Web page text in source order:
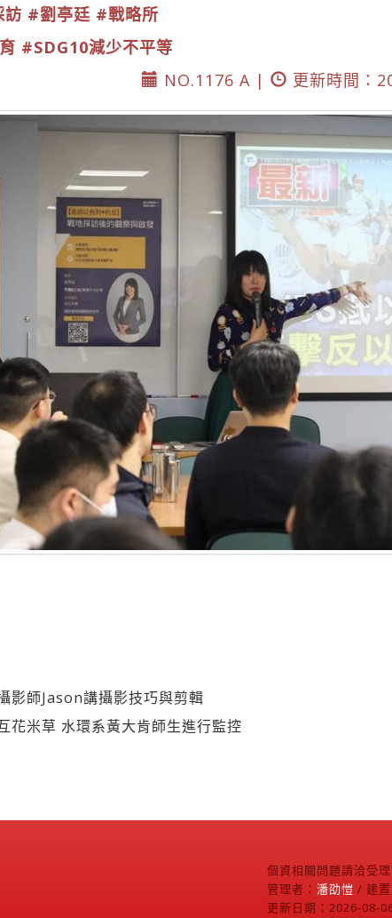
訪 #劉亭廷 #戰略所
#SDG10減少不平等
NO.1176 A |
更新時間：
影師Jason講攝影技巧與剪輯
花米草 水環系黃大肯師生進行監控
個資相關問題請洽受
管理者： 潘劭愷 / 建置
更新日期：2026-08-